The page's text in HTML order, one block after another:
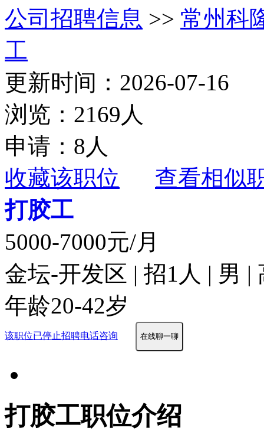
公司招聘信息 >> 常州科
工
更新时间：2026-07-16
浏览：2169人
申请：8人
收藏该职位
查看相似
打胶工
5000-7000元/月
金坛-开发区 | 招1人 | 男
年龄20-42岁
该职位已停止招聘电话咨询 在线聊一聊
打胶工职位介绍